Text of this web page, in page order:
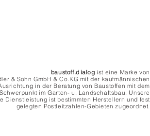
baustoff.d ialog ist eine Marke von
& Sohn GmbH & Co.KG mit der kaufmännischen
in der Beratung von Baustoffen mit dem
Schwerpunkt im Garten- u. Landschaftsbau. Unsere
Dienstleistung ist bestimmten Herstellern und fest
gelegten Postleitzahlen-Gebieten zugeordnet.